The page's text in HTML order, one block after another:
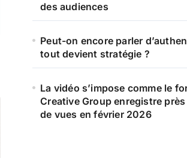
des audiences
Peut-on encore parler
tout devient stratégie ?
La vidéo s’impose comme le
Creative Group enregistre
de vues en février 2026